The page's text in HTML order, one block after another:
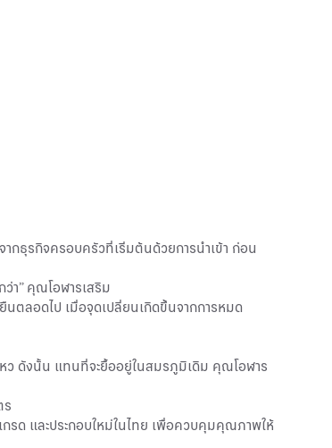
ากธุรกิจครอบครัวที่เริ่มต้นด้วยการนำเข้า ก่อน
า” คุณโอฬารเสริม
ตลอดไป เมื่อจุดเปลี่ยนเกิดขึ้นจากการหมด
หว ดังนั้น แทนที่จะยื้ออยู่ในสมรภูมิเดิม คุณโอฬาร
ร
รด และประกอบใหม่ในไทย เพื่อควบคุมคุณภาพให้